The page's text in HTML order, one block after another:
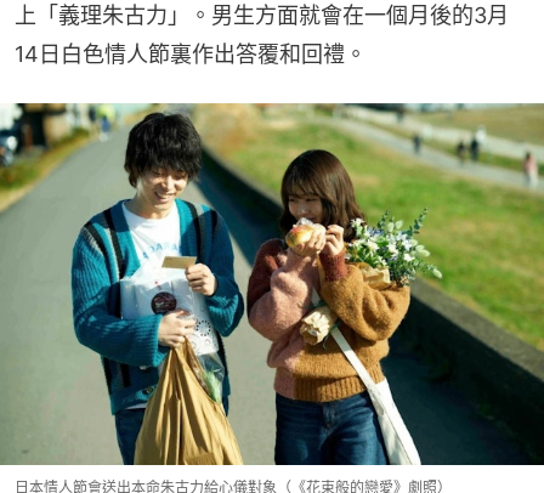
上「義理朱古力」。男生方面就會在一個月後的3月
14日白色情人節裏作出答覆和回禮。
日本情人節會送出本命朱古力給心儀對象（《花束般的戀愛》劇照）